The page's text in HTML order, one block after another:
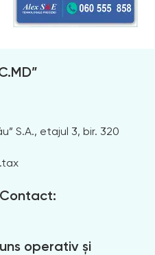
S.A., etajul 3, bir. 320
operativ și